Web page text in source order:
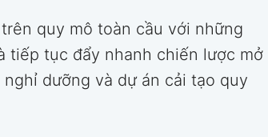
quy mô toàn cầu với những
tiếp tục đẩy nhanh chiến lược mở
dưỡng và dự án cải tạo quy